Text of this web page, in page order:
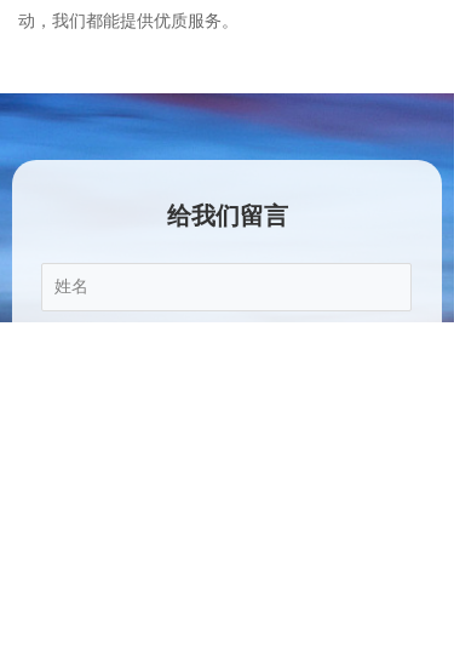
动，我们都能提供优质服务。
给我们留言